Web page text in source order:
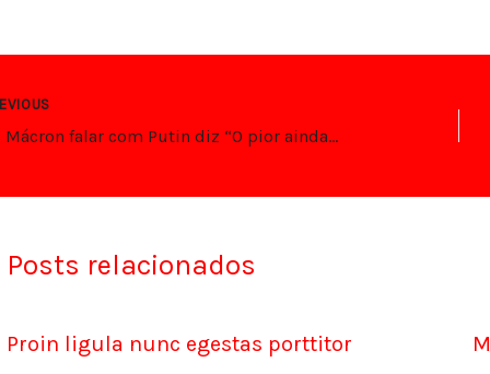
Após Mácron falar com Putin diz “O pior ainda está por vir”
Posts relacionados
Proin ligula nunc egestas porttitor